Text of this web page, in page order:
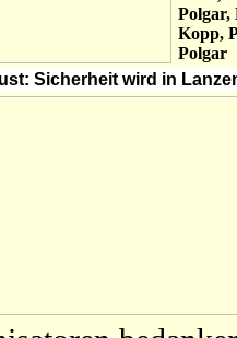
Polgar,
Kopp,
Polgar
Sicherheit wird in